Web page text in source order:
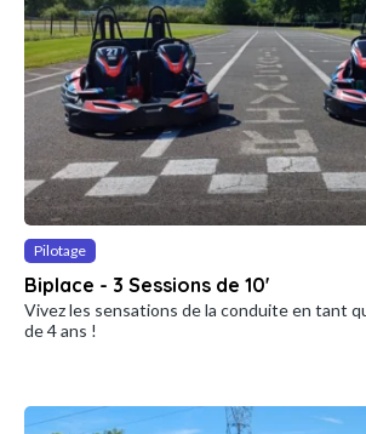
Pilotage
Biplace - 3 Sessions de 10'
Vivez les sensations de la conduite en tant
de 4 ans !